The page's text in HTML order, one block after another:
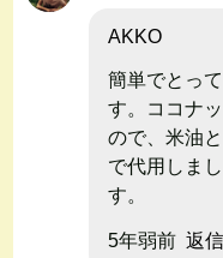
AKKO
簡単でとっ
す。ココナ
ので、米油
で代用しま
す。
5年弱前 返信